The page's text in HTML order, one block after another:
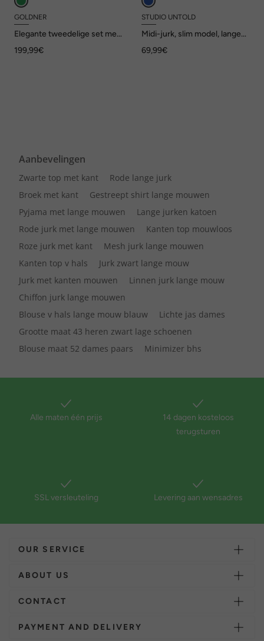
GOLDNER
Elegante tweedelige set met
199,99€
STUDIO UNTOLD
Midi-jurk, slim model, lange
69,99€
Aanbevelingen
Zwarte top met kant
Rode lange jurk
Broek met kant
Gestreept shirt lange mouwen
Pyjama met lange mouwen
Lange jurken katoen
Rode jurk met lange mouwen
Kanten top mouwloos
Roze jurk met kant
Mesh jurk lange mouwen
Kanten top v hals
Jurk zwart lange mouw
Jurk met kanten mouwen
Linnen jurk lange mouw
Chiffon jurk lange mouwen
Blouse v hals lange mouw blauw
Lichte jas dames
Grootte maat 43 heren zwart lage schoenen
Blouse maat 52 dames paars
Minimizer bhs
Alle maten één prijs
14 dagen kosteloos
terugsturen
SSL versleuteling Levering aan wensadres
OUR SERVICE
ABOUT US
CONTACT
PAYMENT AND DELIVERY